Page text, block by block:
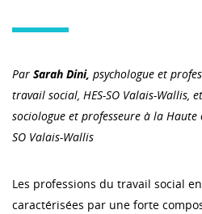
Par Sarah Dini, psychologue et
travail social, HES-SO Valais-Wallis, et
sociologue et professeure à la Haute
SO Valais-Wallis
Les professions du travail social
caractérisées par une forte